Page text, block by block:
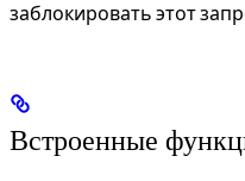
заблокировать этот
Встроенные